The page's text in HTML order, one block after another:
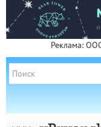
Реклама: